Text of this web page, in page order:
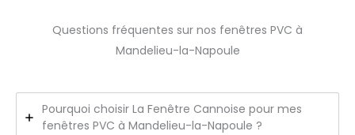
Questions fréquentes sur nos fenêtres PVC à
Mandelieu-la-Napoule
Pourquoi choisir La Fenêtre Cannoise pour mes
fenêtres PVC à Mandelieu-la-Napoule ?